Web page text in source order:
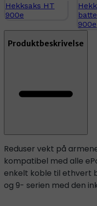
Hekksaks HT
900e
900e
Produktbeskrivelse
Reduser vekt på
kompatibel med alle
enkelt koble til ethvert
og 9- serien med den